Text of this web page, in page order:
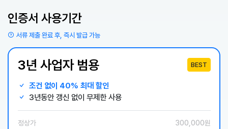
인증서 사용기간
서류 제출 완료 후, 즉시 발급 가능
3년 사업자 범용 BEST
조건 없이 40% 최대 할인
3년동안 갱신 없이 무제한 사용
정상가
300,000원